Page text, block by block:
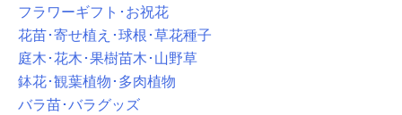
フラワーギフト･お祝花
花苗･寄せ植え･球根･草花種子
庭木･花木･果樹苗木･山野草
鉢花･観葉植物･多肉植物
バラ苗･バラグッズ